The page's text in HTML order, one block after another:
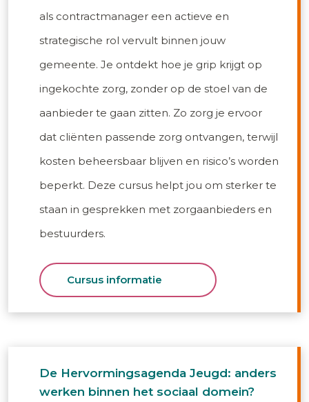
als contractmanager een actieve en
strategische rol vervult binnen jouw
gemeente. Je ontdekt hoe je grip krijgt op
ingekochte zorg, zonder op de stoel van de
aanbieder te gaan zitten. Zo zorg je ervoor
dat cliënten passende zorg ontvangen, terwijl
kosten beheersbaar blijven en risico’s worden
beperkt. Deze cursus helpt jou om sterker te
staan in gesprekken met zorgaanbieders en
bestuurders.
Cursus informatie
De Hervormingsagenda Jeugd: anders
werken binnen het sociaal domein?